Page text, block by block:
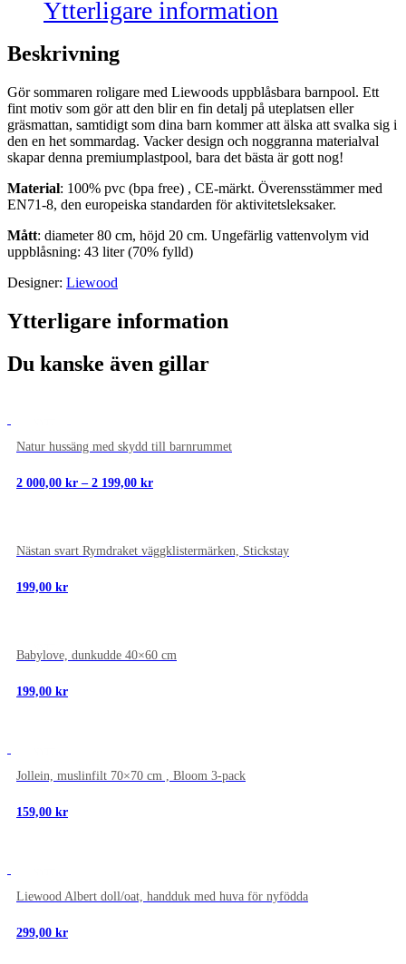
Ytterligare information
Beskrivning
Gör sommaren roligare med Liewoods uppblåsbara barnpool. Ett
fint motiv som gör att den blir en fin detalj på uteplatsen eller
gräsmattan, samtidigt som dina barn kommer att älska att svalka sig i
den en het sommardag. Vacker design och noggranna materialval
skapar denna premiumplastpool, bara det bästa är gott nog!
Material: 100% pvc (bpa free) , CE-märkt. Överensstämmer med
EN71-8, den europeiska standarden för aktivitetsleksaker.
Mått: diameter 80 cm, höjd 20 cm. Ungefärlig vattenvolym vid
uppblåsning: 43 liter (70% fylld)
Designer: Liewood
Ytterligare information
Du kanske även gillar
Natur hussäng med skydd till barnrummet
2 000,00 kr – 2 199,00 krPrisintervall:
199,00 kr
Nästan svart Rymdraket väggklistermärken, Stickstay
199,00 kr
Babylove, dunkudde 40×60 cm
199,00 kr
Jollein, muslinfilt 70×70 cm , Bloom 3-pack
159,00 kr
Liewood Albert doll/oat, handduk med huva för nyfödda
299,00 kr